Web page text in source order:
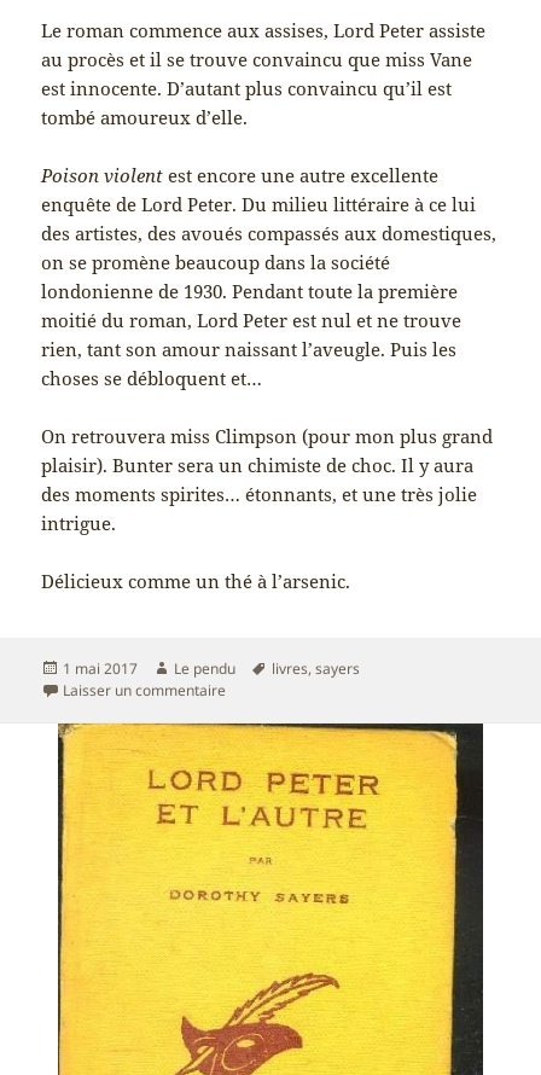
Le roman commence aux assises, Lord Peter assiste
au procès et il se trouve convaincu que miss Vane
est innocente. D’autant plus convaincu qu’il est
tombé amoureux d’elle.
Poison violentest encore une autre excellente
enquête de Lord Peter. Du milieu littéraire à ce lui
des artistes, des avoués compassés aux domestiques,
on se promène beaucoup dans la société
londonienne de 1930. Pendant toute la première
moitié du roman, Lord Peter est nul et ne trouve
rien, tant son amour naissant l’aveugle. Puis les
choses se débloquent et…
On retrouvera miss Climpson (pour mon plus grand
plaisir). Bunter sera un chimiste de choc. Il y aura
des moments spirites… étonnants, et une très jolie
intrigue.
Délicieux comme un thé à l’arsenic.
Publié
le
1 mai 2017 Auteur
Le pendu
Mots-
livres,sayers
Laisser un commentairesur Poison violent – Dorothy Sayers